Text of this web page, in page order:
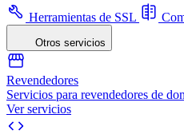
Herramientas de SSL
Otros servicios
Revendedores
Servicios para revendedores de
Ver servicios